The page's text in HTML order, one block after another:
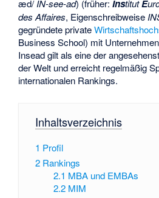
æd/IN-see-ad) (früher:InstitutE
des Affaires, Eigenschreibweise
gegründete private
Business School) mit
Insead gilt als eine der
der Welt und erreicht regelmäßig
internationalen Rankings.
Inhaltsverzeichnis
1 Profil
2 Rankings
2.1 MBA und EMBAs
2.2 MIM